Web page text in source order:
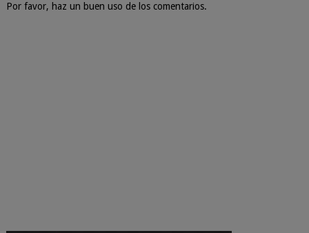
Por favor, haz un buen uso de los comentarios.